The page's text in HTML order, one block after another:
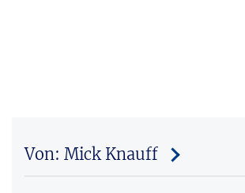
Von: Mick Knauff